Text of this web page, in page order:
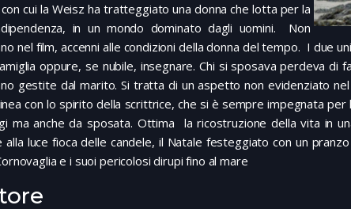
cui la Weisz ha tratteggiato una donna che lotta per la
in un mondo dominato dagli uomini. Non
nel film, accenni alle condizioni della donna del tempo. I due
oppure, se nubile, insegnare. Chi si sposava perdeva di
gestite dal marito. Si tratta di un aspetto non evidenziato
con lo spirito della scrittrice, che si è sempre impegnata
ma anche da sposata. Ottima la ricostruzione della vita in
alla luce fioca delle candele, il Natale festeggiato con un
e i suoi pericolosi dirupi fino al mare